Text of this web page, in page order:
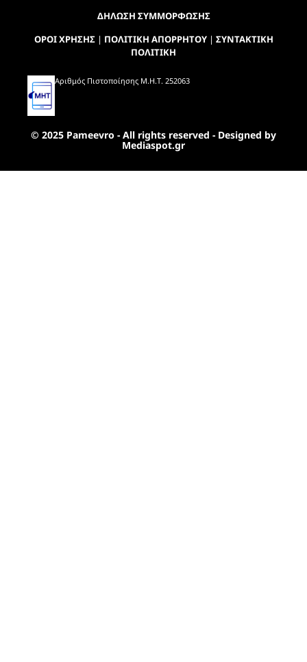
ΔΗΛΩΣΗ ΣΥΜΜΟΡΦΩΣΗΣ
ΟΡΟΙ ΧΡΗΣΗΣ| ΠΟΛΙΤΙΚΗ ΑΠΟΡΡΗΤΟΥ| ΣΥΝΤΑΚΤΙΚΗ
ΠΟΛΙΤΙΚΗ
Αριθμός Πιστοποίησης Μ.Η.Τ. 252063
© 2025 Pameevro - All rights reserved - Designed by
Mediaspot.gr